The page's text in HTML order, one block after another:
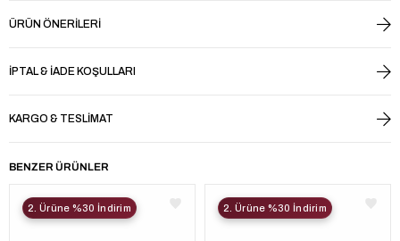
ÜRÜN ÖNERILERI
İPTAL & İADE KOŞULLARI
KARGO & TESLIMAT
BENZER ÜRÜNLER
2. Ürüne %30 İndirim 2. Ürüne %30 İndirim